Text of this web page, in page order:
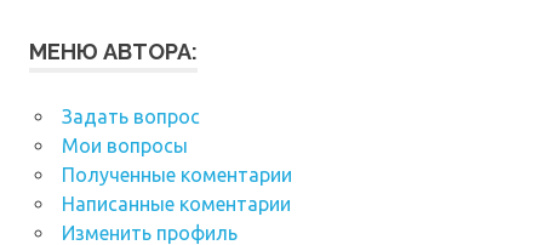
МЕНЮ АВТОРА:
Задать вопрос
Мои вопросы
Полученные коментарии
Написанные коментарии
Изменить профиль